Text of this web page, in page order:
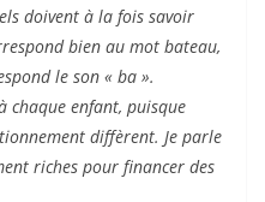
doivent à la fois savoir
bien au mot bateau,
le son « ba ».
chaque enfant, puisque
diffèrent. Je parle
riches pour financer des